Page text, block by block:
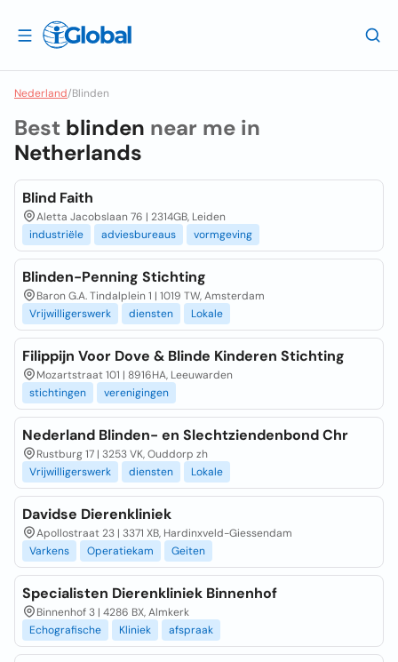
Nederland/Blinden
Best blinden near me in
Netherlands
Blind Faith
Aletta Jacobslaan 76 | 2314GB, Leiden
industriële
adviesbureaus vormgeving
Blinden-Penning Stichting
Baron G.A. Tindalplein 1 | 1019 TW, Amsterdam
Vrijwilligerswerk
diensten Lokale
Filippijn Voor Dove & Blinde Kinderen Stichting
Mozartstraat 101 | 8916HA, Leeuwarden
stichtingen
verenigingen
Nederland Blinden- en Slechtziendenbond Chr
Rustburg 17 | 3253 VK, Ouddorp zh
Vrijwilligerswerk
diensten Lokale
Davidse Dierenkliniek
Apollostraat 23 | 3371 XB, Hardinxveld-Giessendam
Varkens
Operatiekam Geiten
Specialisten Dierenkliniek Binnenhof
Binnenhof 3 | 4286 BX, Almkerk
Echografische
Kliniek afspraak